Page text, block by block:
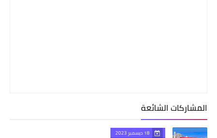
المشاركات الشائعة
18 ديسمبر 2023